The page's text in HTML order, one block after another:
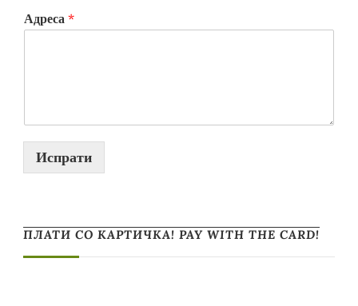
Адреса *
Испрати
ПЛАТИ СО КАРТИЧКА! PAY WITH THE CARD!